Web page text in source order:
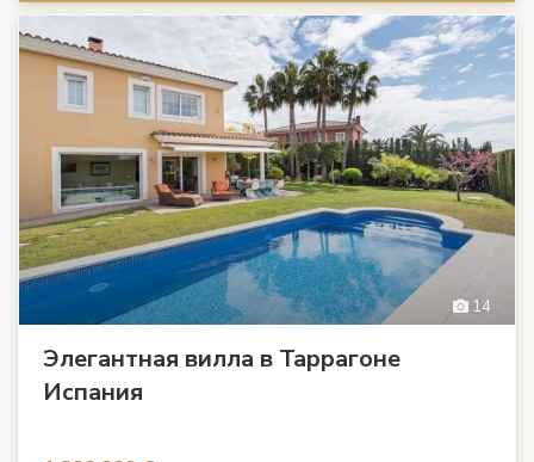
14
Элегантная вилла в Таррагоне
Испания